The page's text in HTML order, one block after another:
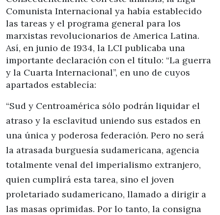
Comunista Internacional ya había establecido
las tareas y el programa general para los
marxistas revolucionarios de America Latina.
Así, en junio de 1934, la LCI publicaba una
importante declaración con el título: “La guerra
y la Cuarta Internacional”, en uno de cuyos
apartados establecía:
“Sud y Centroamérica sólo podrán liquidar el
atraso y la esclavitud uniendo sus estados en
una única y poderosa federación. Pero no será
la atrasada burguesía sudamericana, agencia
totalmente venal del imperialismo extranjero,
quien cumplirá esta tarea, sino el joven
proletariado sudamericano, llamado a dirigir a
las masas oprimidas. Por lo tanto, la consigna